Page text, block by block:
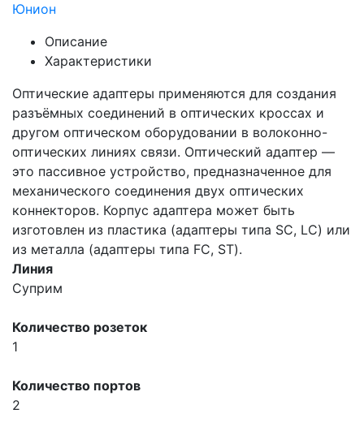
Юнион
Описание
Характеристики
Оптические адаптеры применяются для создания
разъёмных соединений в оптических кроссах и
другом оптическом оборудовании в волоконно-
оптических линиях связи. Оптический адаптер —
это пассивное устройство, предназначенное для
механического соединения двух оптических
коннекторов. Корпус адаптера может быть
изготовлен из пластика (адаптеры типа SC, LC) или
из металла (адаптеры типа FC, ST).
Линия
Суприм
Количество розеток
1
Количество портов
2